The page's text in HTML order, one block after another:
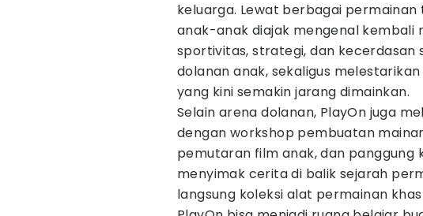
keluarga. Lewat berbagai
anak-anak diajak mengenal kembali
sportivitas, strategi, dan kecerdasan
dolanan anak, sekaligus
yang kini semakin jarang dimainkan.
Selain arena dolanan, PlayOn juga
dengan workshop pembuatan
pemutaran film anak, dan panggung
menyimak cerita di balik sejarah
langsung koleksi alat permainan